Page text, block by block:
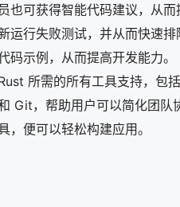
可获得智能代码建议，从而
行失败测试，并从而快速排
示例，从而提高开发能力。
所需的所有工具支持，包括
Git，帮助用户可以简化团队
便可以轻松构建应用。